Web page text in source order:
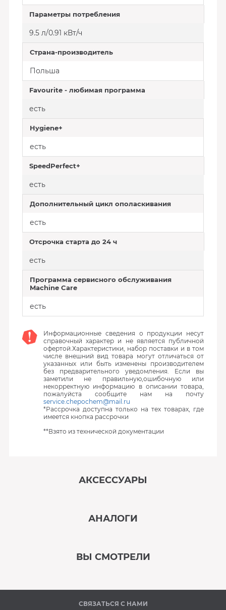
Параметры потребления
9.5 л/0.91 кВт/ч
Страна-производитель
Польша
Favourite - любимая программа
есть
Hygiene+
есть
SpeedPerfect+
есть
Дополнительный цикл ополаскивания
есть
Отсрочка старта до 24 ч
есть
Программа сервисного обслуживания
Machine Care
есть
Информационные сведения о продукции несут
справочный характер и не является публичной
офертой.Характеристики, набор поставки и в том
числе внешний вид товара могут отличаться от
указанных или быть изменены производителем
без предварительного уведомления. Если вы
заметили не правильную,ошибочную или
некорректную информацию в описании товара,
пожалуйста сообщите нам на почту
service.chepochem@mail.ru
*Рассрочка доступна только на тех товарах, где
имеется кнопка рассрочки
**Взято из технической документации
АКСЕССУАРЫ
АНАЛОГИ
ВЫ СМОТРЕЛИ
В наличии
СВЯЗАТЬСЯ С НАМИ